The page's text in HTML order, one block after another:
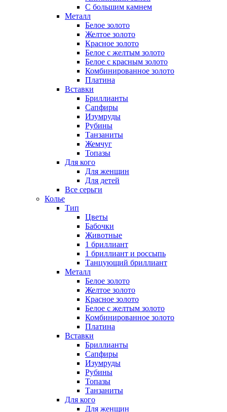
С большим камнем
Металл
Белое золото
Желтое золото
Красное золото
Белое с желтым золото
Белое с красным золото
Комбинированное золото
Платина
Вставки
Бриллианты
Сапфиры
Изумруды
Рубины
Танзаниты
Жемчуг
Топазы
Для кого
Для женщин
Для детей
Все серьги
Колье
Тип
Цветы
Бабочки
Животные
1 бриллиант
1 бриллиант и россыпь
Танцующий бриллиант
Металл
Белое золото
Желтое золото
Красное золото
Белое с желтым золото
Комбинированное золото
Платина
Вставки
Бриллианты
Сапфиры
Изумруды
Рубины
Топазы
Танзаниты
Для кого
Для женщин